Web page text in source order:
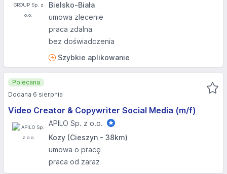
Bielsko-Biała
umowa zlecenie
praca zdalna
bez doświadczenia
Szybkie aplikowanie
Video Creator & Copywriter Social Media (m/f)
APILO Sp. z o.o.
Kozy (Cieszyn - 38km)
umowa o pracę
praca od zaraz
Polecana
Dodana 6 sierpnia